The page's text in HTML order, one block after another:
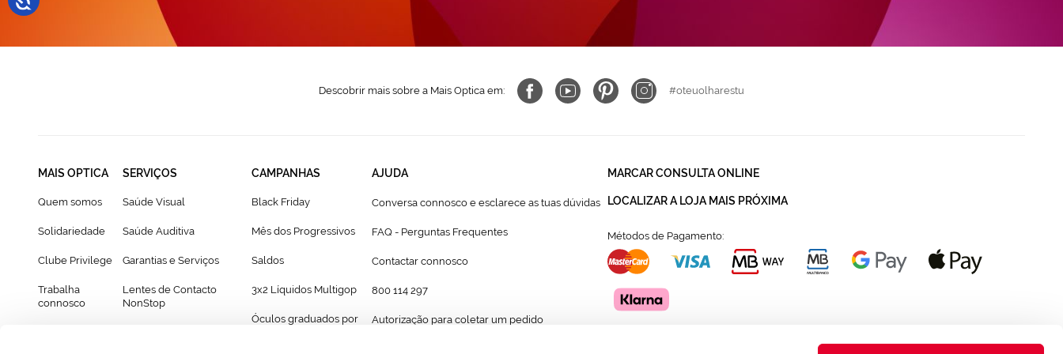
Descobrir mais sobre a Mais Optica em: #oteuolharestu
MAIS OPTICA
Quem somos
Solidariedade
Clube Privilege
Trabalha
connosco
SERVIÇOS
Saúde Visual
Saúde Auditiva
Garantias e Serviços
Lentes de Contacto
NonStop
CAMPANHAS
Black Friday
Mês dos Progressivos
Saldos
3x2 Líquidos Multigop
Óculos graduados por
AJUDA
Conversa connosco e esclarece as tuas dúvidas
FAQ - Perguntas Frequentes
Contactar connosco
800 114 297
Autorização para coletar um pedido
MARCAR CONSULTA ONLINE
LOCALIZAR A LOJA MAIS PRÓXIMA
Métodos de Pagamento: